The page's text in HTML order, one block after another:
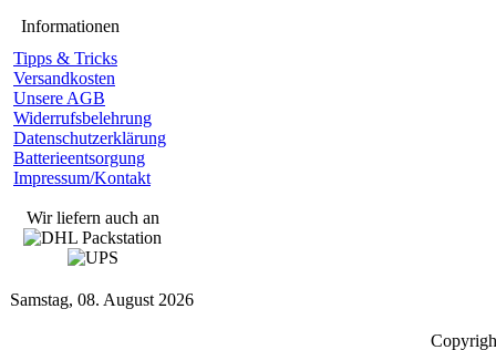
Informationen
Tipps & Tricks
Versandkosten
Unsere AGB
Widerrufsbelehrung
Datenschutzerklärung
Batterieentsorgung
Impressum/Kontakt
Wir liefern auch an
Samstag, 08. August 2026